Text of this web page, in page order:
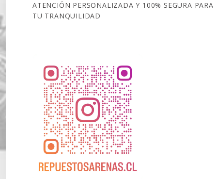
ATENCIÓN PERSONALIZADA Y 100% SEGURA PARA
TU TRANQUILIDAD